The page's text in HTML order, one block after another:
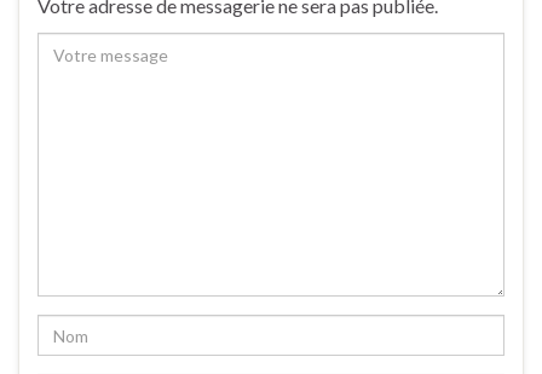
Votre adresse de messagerie ne sera pas publiée.